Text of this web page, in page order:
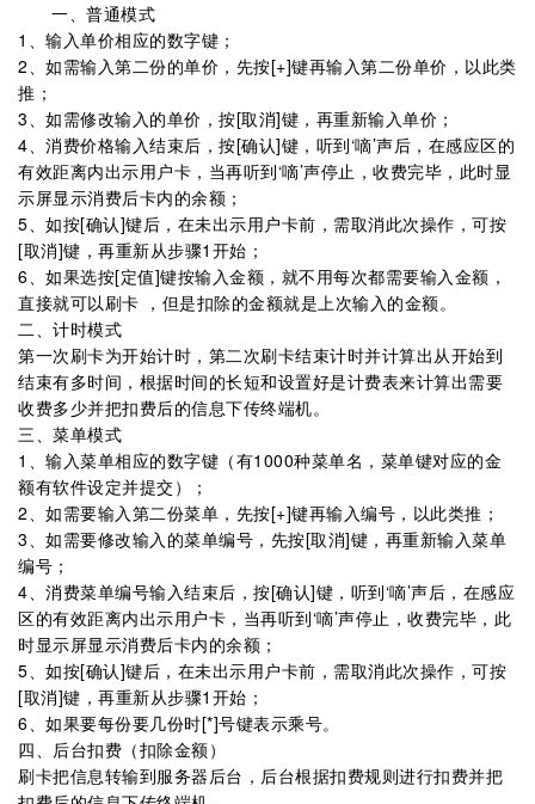
一、普通模式
1、输入单价相应的数字键；
2、如需输入第二份的单价，先按[+]键再输入第二份单价，以此类
推；
3、如需修改输入的单价，按[取消]键，再重新输入单价；
4、消费价格输入结束后，按[确认]键，听到‘嘀’声后，在感应区的
有效距离内出示用户卡，当再听到‘嘀’声停止，收费完毕，此时显
示屏显示消费后卡内的余额；
5、如按[确认]键后，在未出示用户卡前，需取消此次操作，可按
[取消]键，再重新从步骤1开始；
6、如果选按[定值]键按输入金额，就不用每次都需要输入金额，
直接就可以刷卡 ，但是扣除的金额就是上次输入的金额。
二、计时模式
第一次刷卡为开始计时，第二次刷卡结束计时并计算出从开始到
结束有多时间，根据时间的长短和设置好是计费表来计算出需要
收费多少并把扣费后的信息下传终端机。
三、菜单模式
1、输入菜单相应的数字键（有1000种菜单名，菜单键对应的金
额有软件设定并提交）；
2、如需要输入第二份菜单，先按[+]键再输入编号，以此类推；
3、如需要修改输入的菜单编号，先按[取消]键，再重新输入菜单
编号；
4、消费菜单编号输入结束后，按[确认]键，听到‘嘀’声后，在感应
区的有效距离内出示用户卡，当再听到‘嘀’声停止，收费完毕，此
时显示屏显示消费后卡内的余额；
5、如按[确认]键后，在未出示用户卡前，需取消此次操作，可按
[取消]键，再重新从步骤1开始；
6、如果要每份要几份时[*]号键表示乘号。
四、后台扣费（扣除金额）
刷卡把信息转输到服务器后台，后台根据扣费规则进行扣费并把